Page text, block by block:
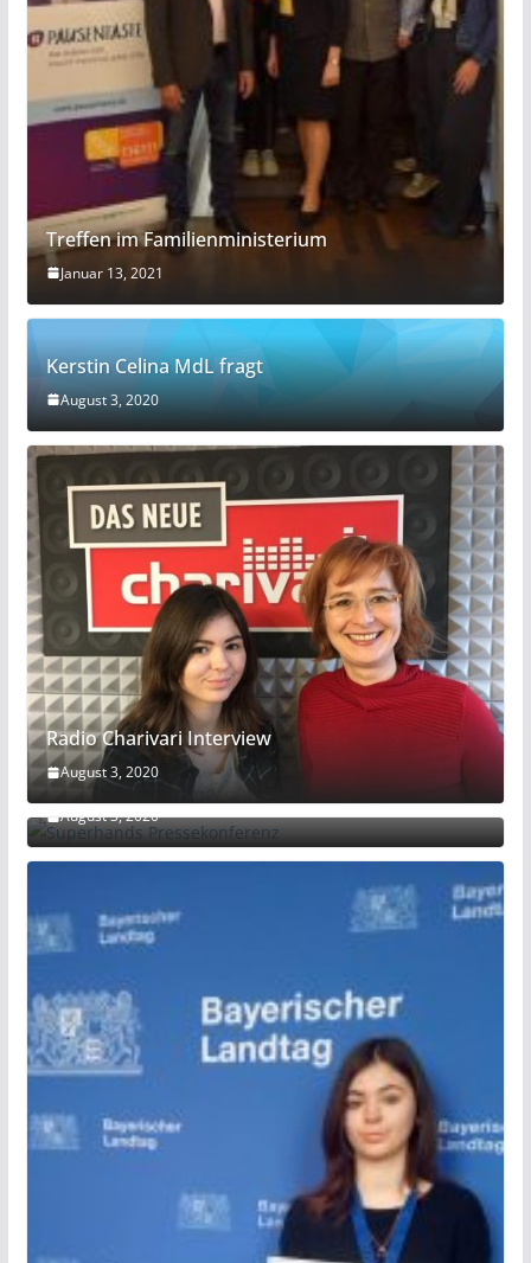
Treffen im Familienministerium
Januar 13, 2021
Kerstin Celina MdL fragt
August 3, 2020
Radio Charivari Interview
August 3, 2020
Superhands Pressekonferenz
August 3, 2020